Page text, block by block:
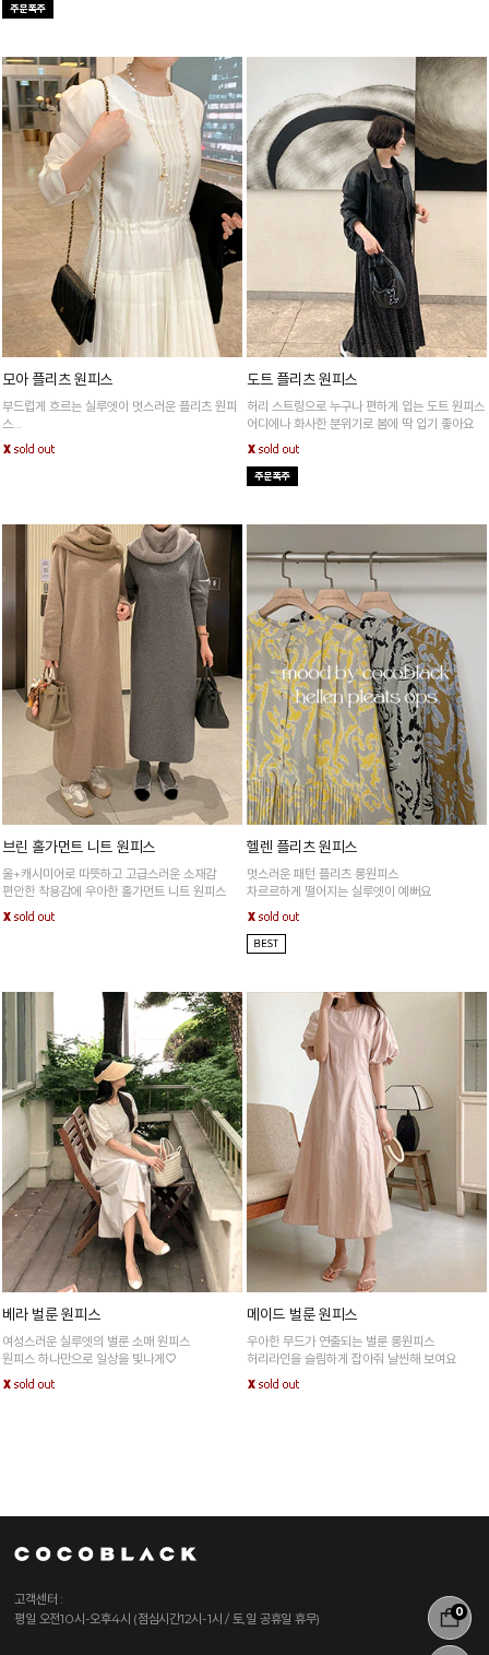
0
모아 플리츠 원피스
부드럽게 흐르는 실루엣이 멋스러운 플리츠 원피
스
세심한 디테일로 과함없이 세련된 분위기를 연출
해줘요
도트 플리츠 원피스
허리 스트링으로 누구나 편하게 입는 도트 원피스
어디에나 화사한 분위기로 봄에 딱 입기 좋아요
브린 홀가먼트 니트 원피스
울+캐시미어로 따뜻하고 고급스러운 소재감
편안한 착용감에 우아한 홀가먼트 니트 원피스
헬렌 플리츠 원피스
멋스러운 패턴 플리츠 롱원피스
차르르하게 떨어지는 실루엣이 예뻐요
베라 벌룬 원피스
여성스러운 실루엣의 벌룬 소매 원피스
원피스 하나만으로 일상을 빛나게♡
메이드 벌룬 원피스
우아한 무드가 연출되는 벌룬 롱원피스
허리라인을 슬림하게 잡아줘 날씬해 보여요
고객센터 :
평일 오전10시-오후4시 (점심시간12시-1시 / 토,일 공휴일 휴무)